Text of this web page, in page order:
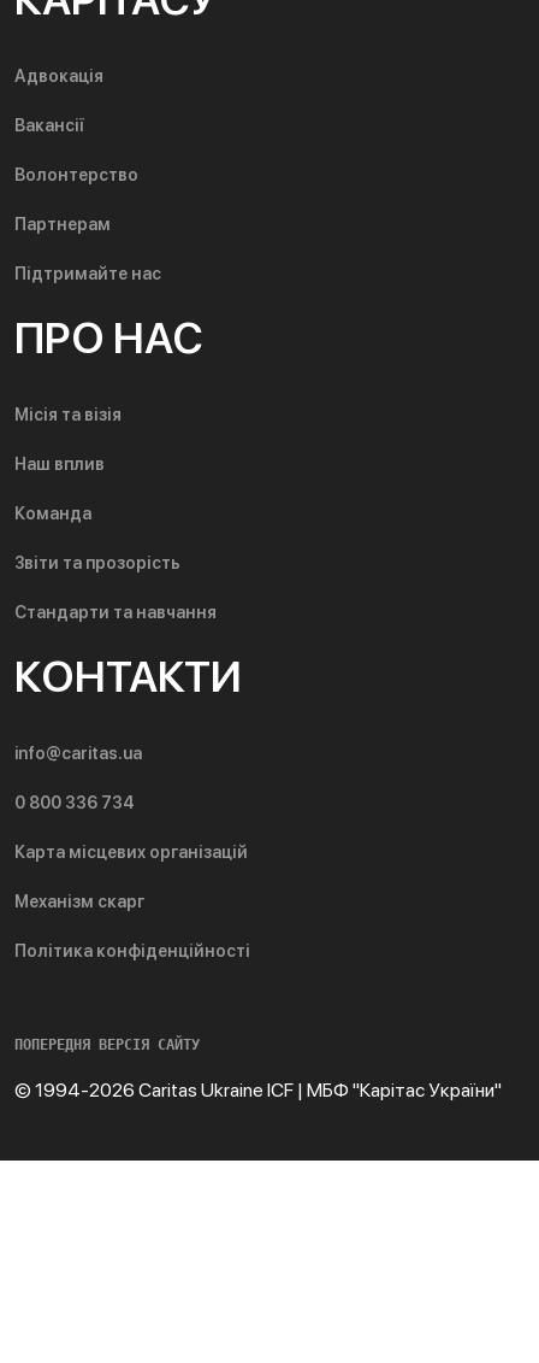
Адвокація
Вакансії
Волонтерство
Партнерам
Підтримайте нас
ПРО НАС
Місія та візія
Наш вплив
Команда
Звіти та прозорість
Стандарти та навчання
КОНТАКТИ
info@caritas.ua
0 800 336 734
Карта місцевих організацій
Механізм скарг
Політика конфіденційності
ПОПЕРЕДНЯ ВЕРСІЯ САЙТУ
© 1994-2026 Caritas Ukraine ICF | МБФ "Карітас України"